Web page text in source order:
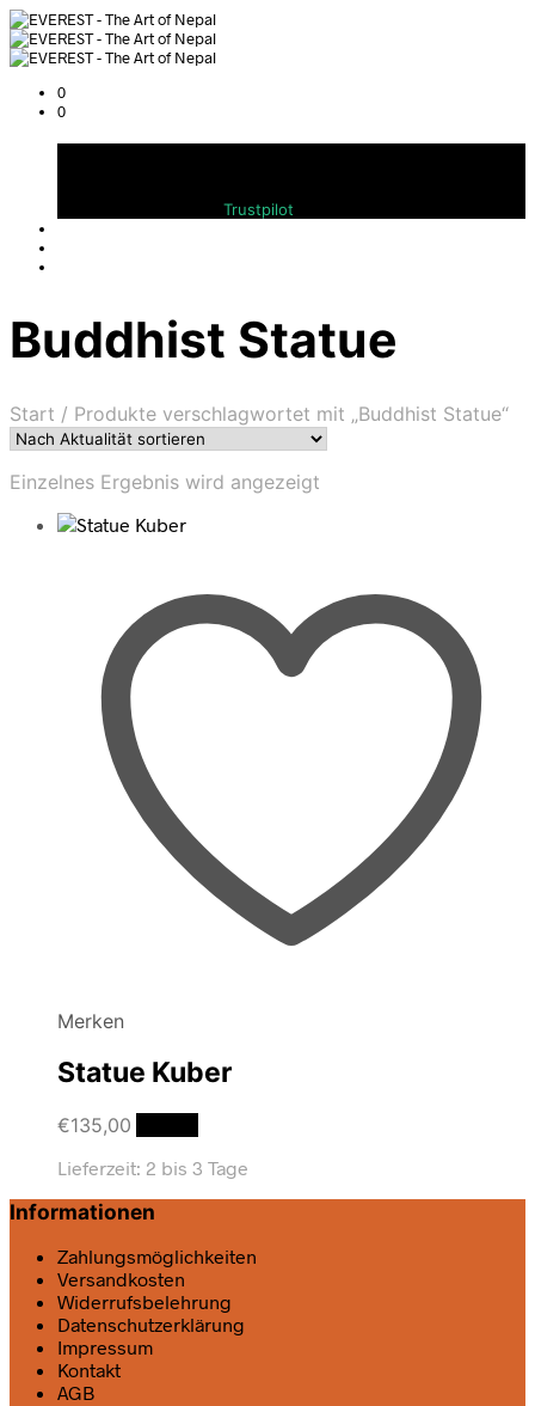
0
0
Trustpilot
Buddhist Statue
Start / Produkte verschlagwortet mit „Buddhist Statue“
Einzelnes Ergebnis wird angezeigt
Merken
Statue Kuber
€135,00
Lieferzeit: 2 bis 3 Tage
Informationen
Zahlungsmöglichkeiten
Versandkosten
Widerrufsbelehrung
Datenschutz­erklärung
Impressum
Kontakt
AGB